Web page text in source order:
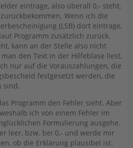
eintrage, also überall 0,- steht,
Wenn ich die
(LSB) dort eintrage,
Programm zusätzlich zurück.
kann an der Stelle also nicht
den Text in der Hilfeblase liest,
nur auf die Vorauszahlungen, die
festgesetzt werden, die
sind.
Programm den Fehler sieht. Aber
ich von einem Fehler im
Formulierung ausgehe.
leer, bzw. bei 0,- und werde mir
ob die Erklärung plausibel ist.